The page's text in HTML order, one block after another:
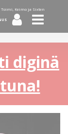
Toimi, Keimo ja Sixten
diginä